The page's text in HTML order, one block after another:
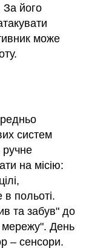
За його
може
систем
ручне
на місію:
польоті.
та забув" до
мережу". День
– сенсори.